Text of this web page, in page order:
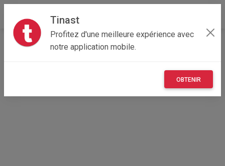
Tinast
Profitez d'une meilleure expérience avec
notre application mobile.
OBTENIR
Accueil Loisirs Centre-Val de Loire